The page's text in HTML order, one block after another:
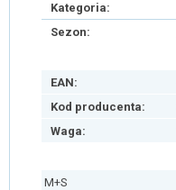
Kategoria:
Sezon:
EAN:
Kod producenta:
Waga:
M+S